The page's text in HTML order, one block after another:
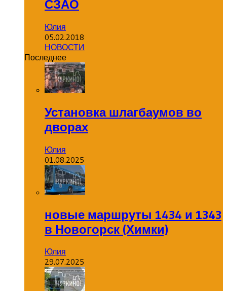
СЗАО
Юлия
05.02.2018
НОВОСТИ
Последнее
Установка шлагбаумов во
дворах
Юлия
01.08.2025
новые маршруты 1434 и 1343
в Новогорск (Химки)
Юлия
29.07.2025